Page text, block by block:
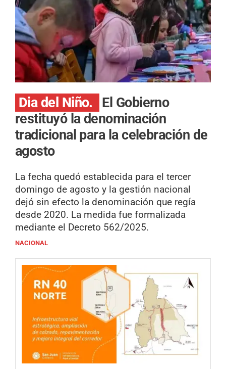
Dia del Niño.
El Gobierno
restituyó la denominación
tradicional para la celebración de
agosto
La fecha quedó establecida para el tercer
domingo de agosto y la gestión nacional
dejó sin efecto la denominación que regía
desde 2020. La medida fue formalizada
mediante el Decreto 562/2025.
NACIONAL